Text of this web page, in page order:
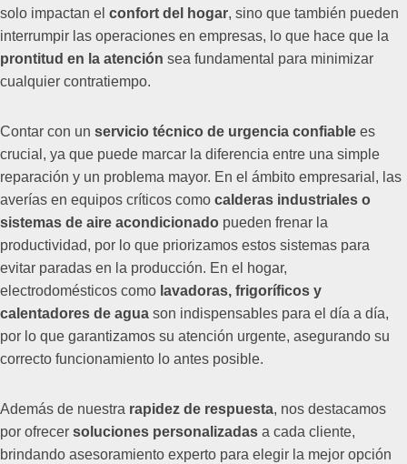
solo impactan el confort del hogar, sino que también pueden
interrumpir las operaciones en empresas, lo que hace que la
prontitud en la atención sea fundamental para minimizar
cualquier contratiempo.
Contar con un servicio técnico de urgencia confiable es
crucial, ya que puede marcar la diferencia entre una simple
reparación y un problema mayor. En el ámbito empresarial, las
averías en equipos críticos como calderas industriales o
sistemas de aire acondicionado pueden frenar la
productividad, por lo que priorizamos estos sistemas para
evitar paradas en la producción. En el hogar,
electrodomésticos como lavadoras, frigoríficos y
calentadores de agua son indispensables para el día a día,
por lo que garantizamos su atención urgente, asegurando su
correcto funcionamiento lo antes posible.
Además de nuestra rapidez de respuesta, nos destacamos
por ofrecer soluciones personalizadas a cada cliente,
brindando asesoramiento experto para elegir la mejor opción